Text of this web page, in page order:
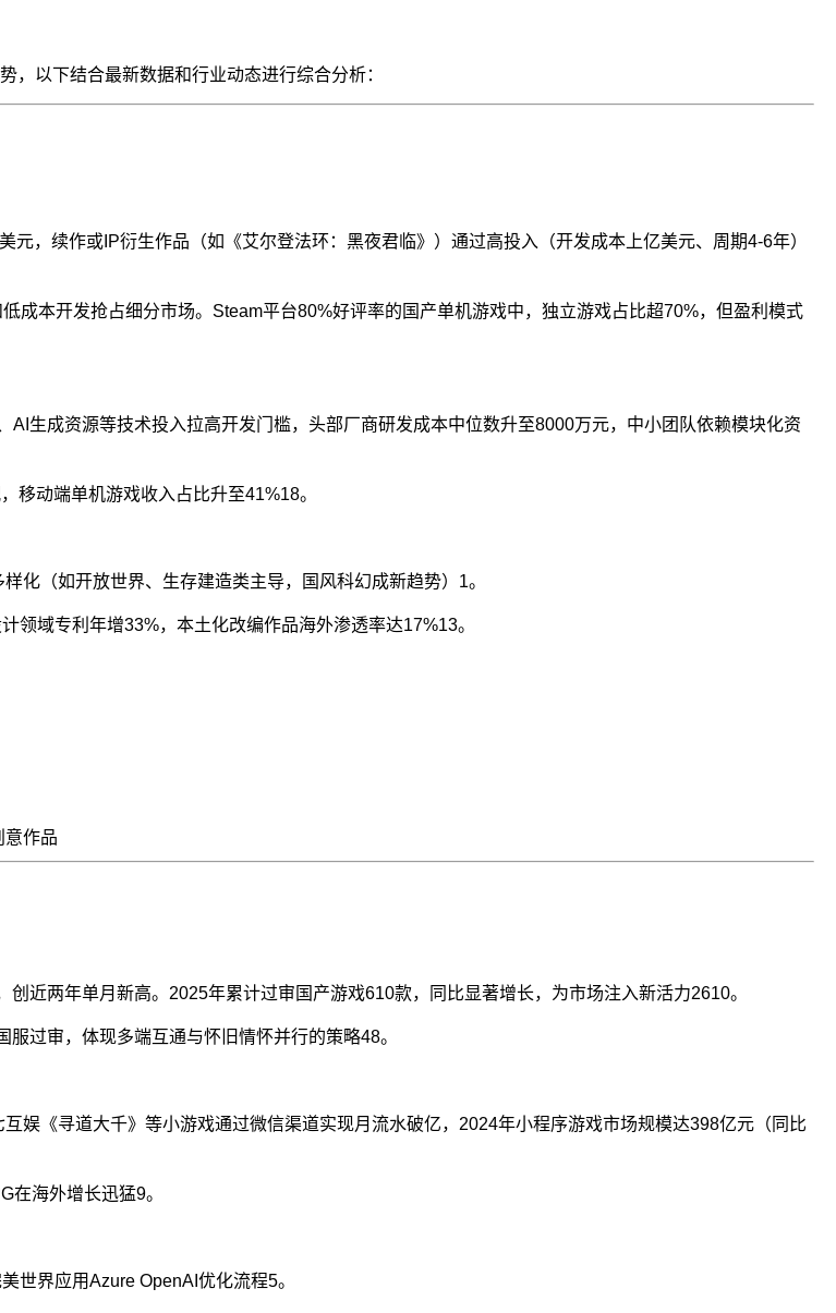
，以下结合最新数据和行业动态进行综合分析：
元，续作或IP衍生作品（如《艾尔登法环：黑夜君临》）通过高投入（开发成本上亿美元、周期4-6年）
成本开发抢占细分市场。Steam平台80%好评率的国产单机游戏中，独立游戏占比超70%，但盈利模式
生成资源等技术投入拉高开发门槛，头部厂商研发成本中位数升至8000万元，中小团队依赖模块化资
移动端单机游戏收入占比升至41%18。
化（如开放世界、生存建造类主导，国风科幻成新趋势） 1。
领域专利年增33%，本土化改编作品海外渗透率达17%13。
意作品
近两年单月新高。2025年累计过审国产游戏610款，同比显著增长，为市场注入新活力2610。
服过审，体现多端互通与怀旧情怀并行的策略48。
娱《寻道大千》等小游戏通过微信渠道实现月流水破亿，2024年小程序游戏市场规模达398亿元（同比
在海外增长迅猛9。
世界应用Azure OpenAI优化流程5。